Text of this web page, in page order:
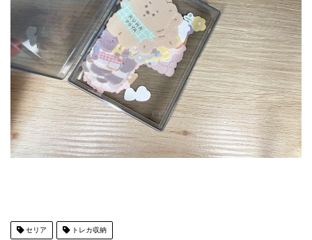
セリア トレカ収納